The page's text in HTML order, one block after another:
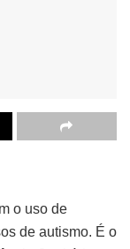
o uso de
de autismo. É o